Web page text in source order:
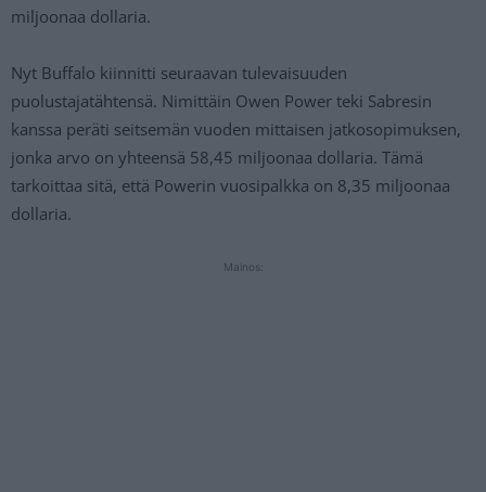
miljoonaa dollaria.
Nyt Buffalo kiinnitti seuraavan tulevaisuuden
puolustajatähtensä. Nimittäin Owen Power teki Sabresin
kanssa peräti seitsemän vuoden mittaisen jatkosopimuksen,
jonka arvo on yhteensä 58,45 miljoonaa dollaria. Tämä
tarkoittaa sitä, että Powerin vuosipalkka on 8,35 miljoonaa
dollaria.
Mainos: